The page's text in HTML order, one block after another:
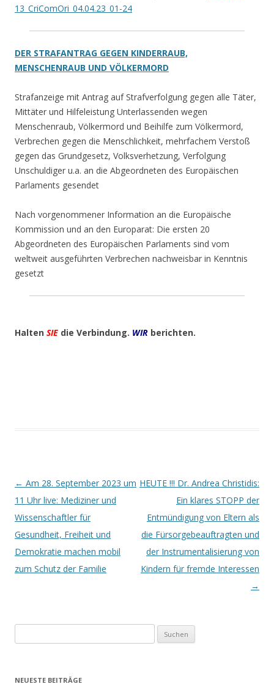
13_CriComOri_04.04.23_01-24
DER STRAFANTRAG GEGEN KINDERRAUB,
MENSCHENRAUB UND VÖLKERMORD
Strafanzeige mit Antrag auf Strafverfolgung gegen alle Täter,
Mittäter und Hilfeleistung Unterlassenden wegen
Menschenraub, Völkermord und Beihilfe zum Völkermord,
Verbrechen gegen die Menschlichkeit, mehrfachem Verstoß
gegen das Grundgesetz, Volksverhetzung, Verfolgung
Unschuldiger u.a. an die Abgeordneten des Europäischen
Parlaments gesendet
Nach vorgenommener Information an die Europäische
Kommission und an den Europarat: Die ersten 20
Abgeordneten des Europäischen Parlaments sind vom
weltweit ausgeführten Verbrechen nachweisbar in Kenntnis
gesetzt
Halten SIE die Verbindung. WIR berichten.
Beitrags-
Navigation
← Am 28. September 2023 um
11 Uhr live: Mediziner und
Wissenschaftler für
Gesundheit, Freiheit und
Demokratie machen mobil
zum Schutz der Familie
HEUTE !!! Dr. Andrea Christidis:
Ein klares STOPP der
Entmündigung von Eltern als
die Fürsorgebeauftragten und
der Instrumentalisierung von
Kindern für fremde Interessen
→
nach:
NEUESTE BEITRÄGE